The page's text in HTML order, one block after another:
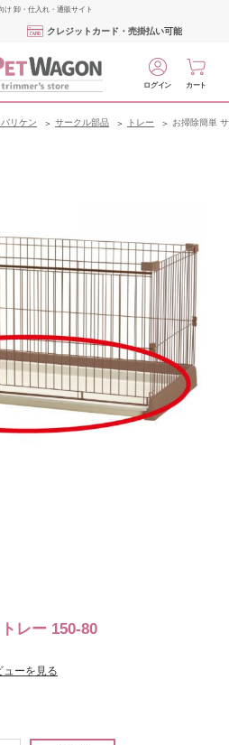
け 卸・仕入れ・通販サイト
クレジットカード・売掛払い可能
ログイン カート
リケン サークル部品 トレー お掃除簡単
レー 150-80
ューを見る